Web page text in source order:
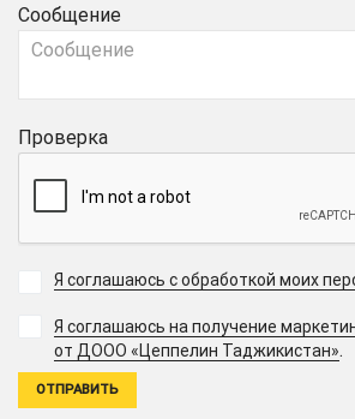
Сообщение
Проверка
Я соглашаюсь с обработкой моих
Я соглашаюсь на получение
от ДООО «Цеппелин Таджикистан».